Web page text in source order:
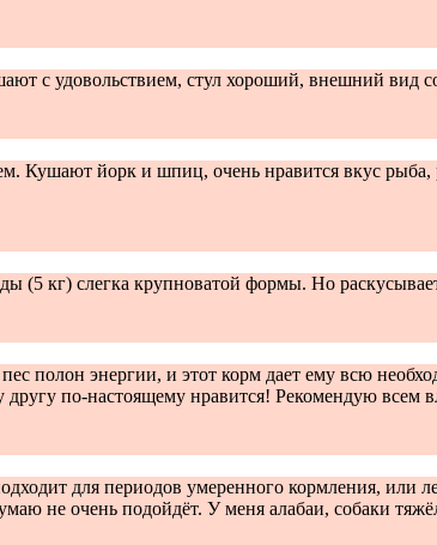
с удовольствием, стул хороший, внешний
Кушают йорк и шпиц, очень нравится вкус
(5 кг) слегка крупноватой формы. Но
полон энергии, и этот корм дает ему всю
по-настоящему нравится! Рекомендую всем
для периодов умеренного кормления, или
не очень подойдёт. У меня алабаи, собаки